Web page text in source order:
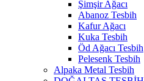
Şimşir Ağacı
Abanoz Tesbih
Kafur Ağacı
Kuka Tesbih
Öd Ağacı Tesbih
Pelesenk Tesbih
Alpaka Metal Tesbih